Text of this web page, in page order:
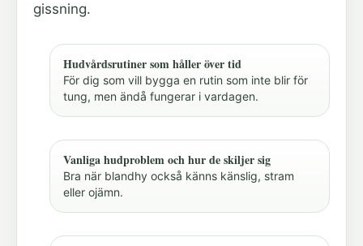
gissning.
Hudvårdsrutiner som håller över tid
För dig som vill bygga en rutin som inte blir för
tung, men ändå fungerar i vardagen.
Vanliga hudproblem och hur de skiljer sig
Bra när blandhy också känns känslig, stram
eller ojämn.